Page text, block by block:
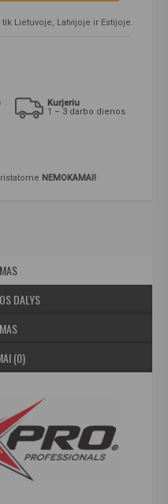
Lietuvoje, Latvijoje ir Estijoje.
Kurjeriu
1 – 3 darbo dienos
NEMOKAMAI!
DALYS
(0)